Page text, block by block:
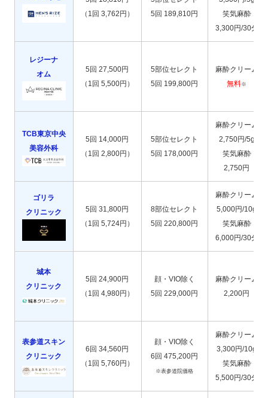
（1回 3,762円）
5回 189,810円
笑気麻酔
3,300円/30分
レジーナ
オム
5回 27,500円
（1回 5,500円）
5部位セレクト
5回 199,800円
麻酔クリーム
無料※
TCB東京中央
美容外科
5回 14,000円
（1回 2,800円）
5部位セレクト
5回 178,000円
麻酔クリーム
2,750円/5g
笑気麻酔
2,750円
ゴリラ
クリニック
5回 31,800円
（1回 5,724円）
8部位セレクト
5回 220,800円
麻酔クリーム
5,000円/10g
笑気麻酔
6,000円/30分
城本
クリニック
5回 24,900円
（1回 4,980円）
顔・VIO除く
5回 229,000円
麻酔クリーム
2,200円
表参道スキン
クリニック
6回 34,560円
（1回 5,760円）
顔・VIO除く
6回 475,200円
※表参道院価格
麻酔クリーム
3,300円/10g
笑気麻酔
5,500円/30分